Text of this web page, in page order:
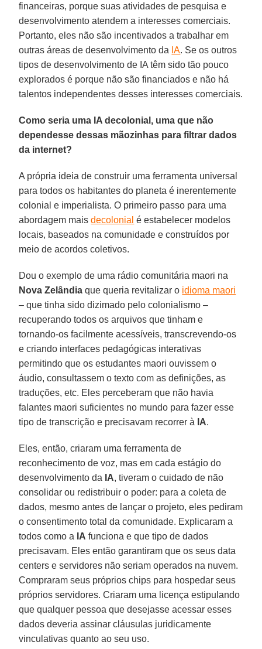
financeiras, porque suas atividades de pesquisa e
desenvolvimento atendem a interesses comerciais.
Portanto, eles não são incentivados a trabalhar em
outras áreas de desenvolvimento da IA. Se os outros
tipos de desenvolvimento de IA têm sido tão pouco
explorados é porque não são financiados e não há
talentos independentes desses interesses comerciais.
Como seria uma IA decolonial, uma que não
dependesse dessas mãozinhas para filtrar dados
da internet?
A própria ideia de construir uma ferramenta universal
para todos os habitantes do planeta é inerentemente
colonial e imperialista. O primeiro passo para uma
abordagem maisdecolonial é estabelecer modelos
locais, baseados na comunidade e construídos por
meio de acordos coletivos.
Dou o exemplo de uma rádio comunitária maori na
Nova Zelândia que queria revitalizar o idioma maori
– que tinha sido dizimado pelo colonialismo –
recuperando todos os arquivos que tinham e
tornando-os facilmente acessíveis, transcrevendo-os
e criando interfaces pedagógicas interativas
permitindo que os estudantes maori ouvissem o
áudio, consultassem o texto com as definições, as
traduções, etc. Eles perceberam que não havia
falantes maori suficientes no mundo para fazer esse
tipo de transcrição e precisavam recorrer à IA.
Eles, então, criaram uma ferramenta de
reconhecimento de voz, mas em cada estágio do
desenvolvimento da IA, tiveram o cuidado de não
consolidar ou redistribuir o poder: para a coleta de
dados, mesmo antes de lançar o projeto, eles pediram
o consentimento total da comunidade. Explicaram a
todos como a IA funciona e que tipo de dados
precisavam. Eles então garantiram que os seus data
centers e servidores não seriam operados na nuvem.
Compraram seus próprios chips para hospedar seus
próprios servidores. Criaram uma licença estipulando
que qualquer pessoa que desejasse acessar esses
dados deveria assinar cláusulas juridicamente
vinculativas quanto ao seu uso.